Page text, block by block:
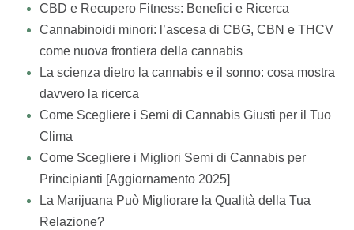
CBD e Recupero Fitness: Benefici e Ricerca
Cannabinoidi minori: l’ascesa di CBG, CBN e THCV
come nuova frontiera della cannabis
La scienza dietro la cannabis e il sonno: cosa mostra
davvero la ricerca
Come Scegliere i Semi di Cannabis Giusti per il Tuo
Clima
Come Scegliere i Migliori Semi di Cannabis per
Principianti [Aggiornamento 2025]
La Marijuana Può Migliorare la Qualità della Tua
Relazione?